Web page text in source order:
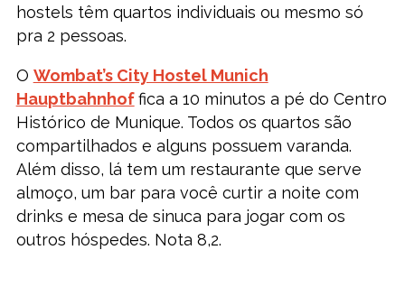
hostels têm quartos individuais ou mesmo só
pra 2 pessoas.
O Wombat’s City Hostel Munich
Hauptbahnhof fica a 10 minutos a pé do Centro
Histórico de Munique. Todos os quartos são
compartilhados e alguns possuem varanda.
Além disso, lá tem um restaurante que serve
almoço, um bar para você curtir a noite com
drinks e mesa de sinuca para jogar com os
outros hóspedes. Nota 8,2.